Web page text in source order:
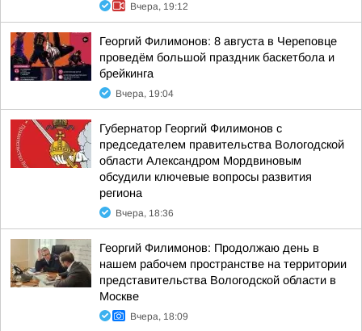
Вчера, 19:12
Георгий Филимонов: 8 августа в Череповце
проведём большой праздник баскетбола и
брейкинга
Вчера, 19:04
Губернатор Георгий Филимонов с
председателем правительства Вологодской
области Александром Мордвиновым
обсудили ключевые вопросы развития
региона
Вчера, 18:36
Георгий Филимонов: Продолжаю день в
нашем рабочем пространстве на территории
представительства Вологодской области в
Москве
Вчера, 18:09